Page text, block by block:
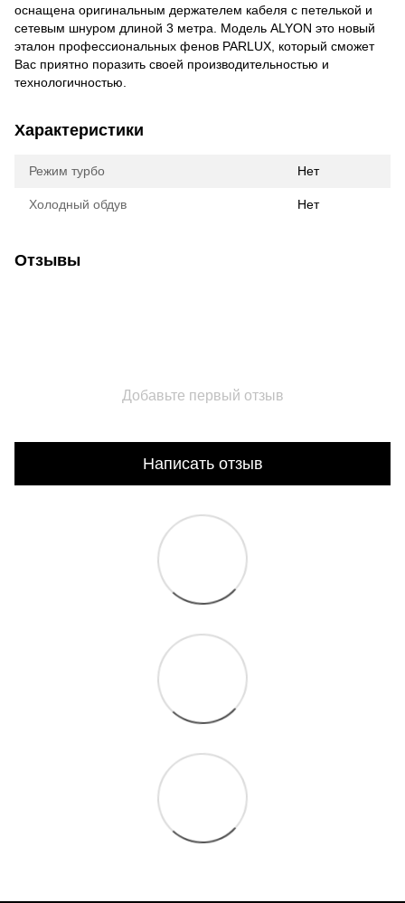
оснащена оригинальным держателем кабеля с петелькой и
сетевым шнуром длиной 3 метра. Модель ALYON это новый
эталон профессиональных фенов PARLUX, который сможет
Вас приятно поразить своей производительностью и
технологичностью.
Характеристики
Режим турбо Нет
Холодный обдув Нет
Отзывы
Добавьте первый отзыв
Написать отзыв